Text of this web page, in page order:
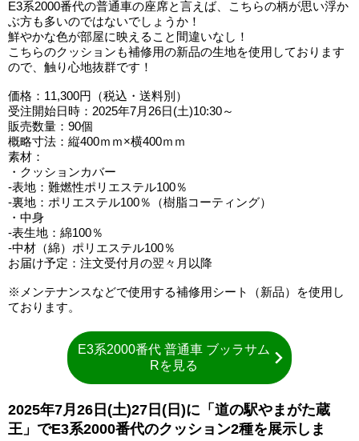
E3系2000番代の普通車の座席と言えば、こちらの柄が思い浮か
ぶ方も多いのではないでしょうか！
鮮やかな色が部屋に映えること間違いなし！
こちらのクッションも補修用の新品の生地を使用しております
ので、触り心地抜群です！
価格：11,300円（税込・送料別）
受注開始日時：2025年7月26日(土)10:30～
販売数量：90個
概略寸法：縦400ｍｍ×横400ｍｍ
素材：
・クッションカバー
-表地：難燃性ポリエステル100％
-裏地：ポリエステル100％（樹脂コーティング）
・中身
-表生地：綿100％
-中材（綿）ポリエステル100％
お届け予定：注文受付月の翌々月以降
※メンテナンスなどで使用する補修用シート（新品）を使用し
ております。
E3系2000番代 普通車 ブッラサム
Rを見る
2025年7月26日(土)27日(日)に「道の駅やまがた蔵
王」でE3系2000番代のクッション2種を展示しま